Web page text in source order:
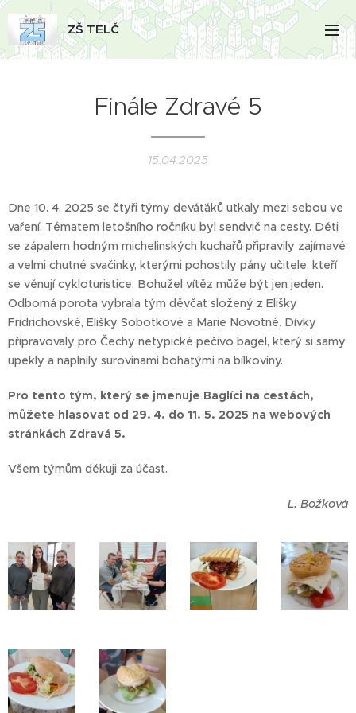
ZŠ TELČ
Finále Zdravé 5
15.04.2025
Dne 10. 4. 2025 se čtyři týmy deváťáků utkaly mezi sebou ve
vaření. Tématem letošního ročníku byl sendvič na cesty. Děti
se zápalem hodným michelinských kuchařů připravily zajímavé
a velmi chutné svačinky, kterými pohostily pány učitele, kteří
se věnují cykloturistice. Bohužel vítěz může být jen jeden.
Odborná porota vybrala tým děvčat složený z Elišky
Fridrichovské, Elišky Sobotkové a Marie Novotné. Dívky
připravovaly pro Čechy netypické pečivo bagel, který si samy
upekly a naplnily surovinami bohatými na bílkoviny.
Pro tento tým, který se jmenuje Baglíci na cestách,
můžete hlasovat od 29. 4. do 11. 5. 2025 na webových
stránkách Zdravá 5.
Všem týmům děkuji za účast.
L. Božková